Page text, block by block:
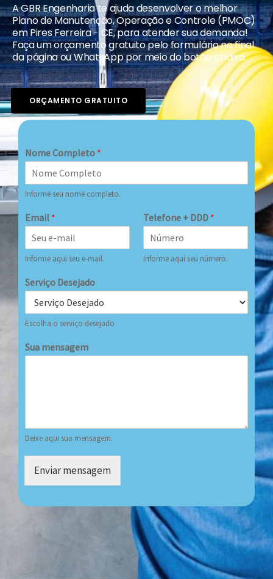
A GBR Engenharia te ajuda desenvolver o melhor
Plano de Manutenção, Operação e Controle (PMOC)
em Pires Ferreira - CE, para atender sua demanda!
Faça um orçamento gratuito pelo formulário no final
da página ou WhatsApp por meio do botão abaixo.
ORÇAMENTO GRATUITO
Nome Completo *
Informe seu nome completo.
Email *
Informe aqui seu e-mail.
Telefone + DDD *
Informe aqui seu número.
Serviço Desejado
Escolha o serviço desejado
Sua mensagem
Deixe aqui sua mensagem.
Enviar mensagem